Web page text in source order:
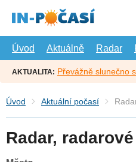
hlavní
Úvod
Aktuálně Radar
AKTUALITA: Převážně slunečno
Úvod Aktuální počasí
Radar,